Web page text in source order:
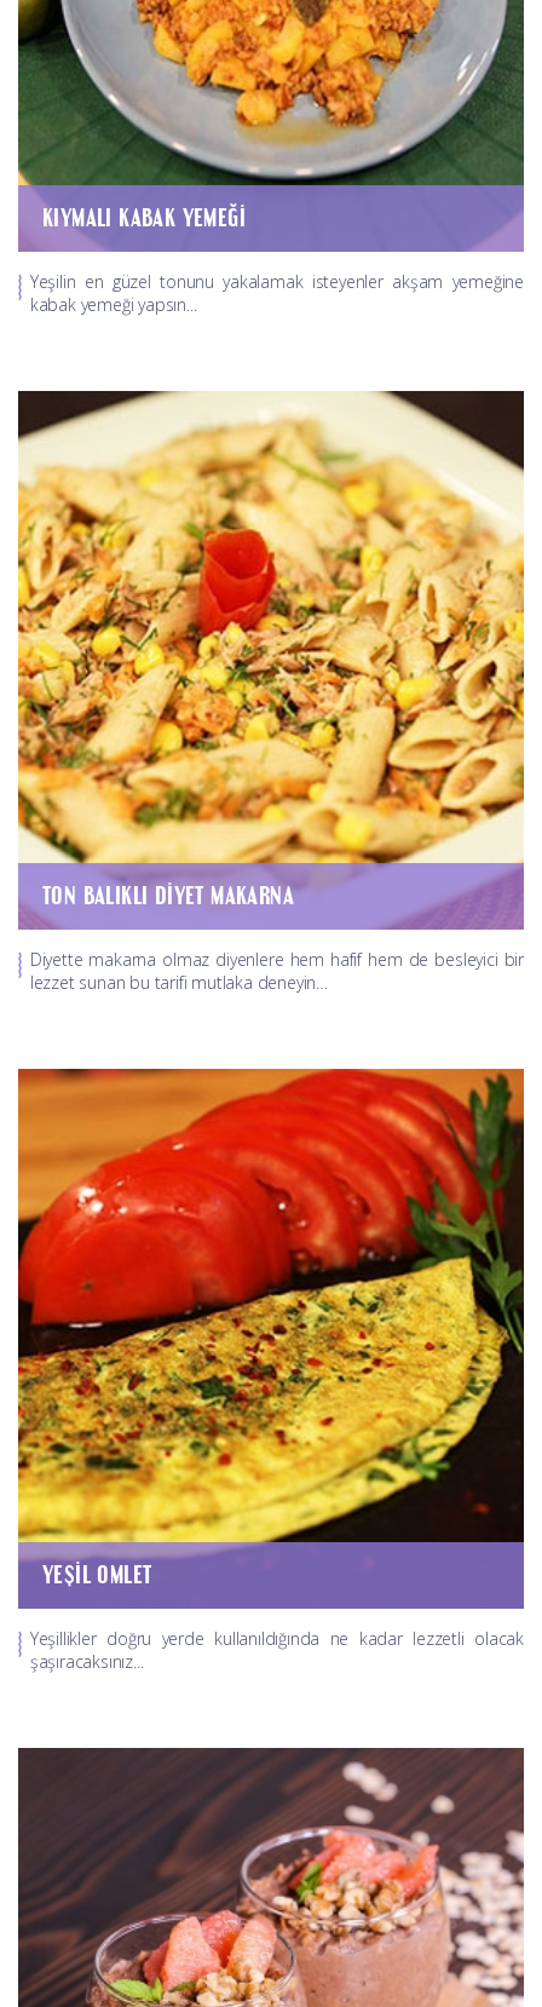
KIYMALI KABAK YEMEĞI
Yeşilin en güzel tonunu yakalamak isteyenler akşam yemeğine
kabak yemeği yapsın...
TON BALIKLI DIYET MAKARNA
Diyette makarna olmaz diyenlere hem hafif hem de besleyici bir
lezzet sunan bu tarifi mutlaka deneyin…
YEŞIL OMLET
Yeşillikler doğru yerde kullanıldığında ne kadar lezzetli olacak
şaşıracaksınız...